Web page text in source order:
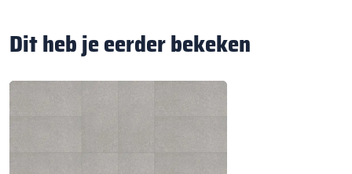
Dit heb je eerder bekeken